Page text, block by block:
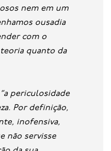
nem em um
ousadia
com o
quanto da
periculosidade
Por definição,
inofensiva,
não servisse